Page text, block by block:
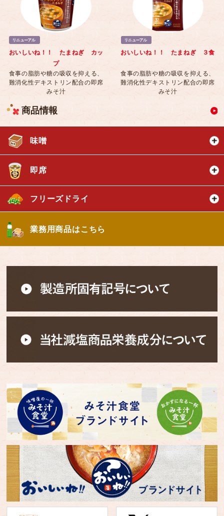
おいしいね！！ たまねぎ カッ
プ
食事の脂肪や糖の吸収を抑える、
難消化性デキストリン配合の即席
みそ汁
おいしいね！！ たまねぎ ３食
食事の脂肪や糖の吸収を抑える、
難消化性デキストリン配合の即席
みそ汁
商品情報
味噌
即席
フリーズドライ
業務用商品はこちら